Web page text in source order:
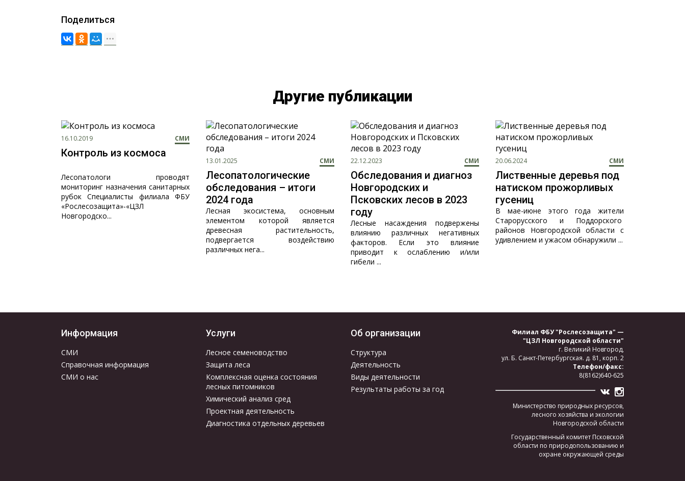
Поделиться
Другие публикации
16.10.2019 СМИ
Контроль из космоса
Лесопатологи проводят
мониторинг назначения санитарных
рубок Специалисты филиала ФБУ
«Рослесозащита»-«ЦЗЛ
Новгородско...
13.01.2025 СМИ
Лесопатологические
обследования – итоги
2024 года
Лесная экосистема, основным
элементом которой является
древесная растительность,
подвергается воздействию
различных нега...
22.12.2023 СМИ
Обследования и диагноз
Новгородских и
Псковских лесов в 2023
году
Лесные насаждения подвержены
влиянию различных негативных
факторов. Если это влияние
приводит к ослаблению и/или
гибели ...
20.06.2024 СМИ
Лиственные деревья под
натиском прожорливых
гусениц
В мае-июне этого года жители
Старорусского и Поддорского
районов Новгородской области с
удивлением и ужасом обнаружили ...
Информация
СМИ
Справочная информация
СМИ о нас
Услуги
Лесное семеноводство
Защита леса
Комплексная оценка состояния
лесных питомников
Химический анализ сред
Проектная деятельность
Диагностика отдельных деревьев
Об организации
Структура
Деятельность
Виды деятельности
Результаты работы за год
Филиал ФБУ "Рослесозащита" —
"ЦЗЛ Новгородской области"
г. Великий Новгород,
ул. Б. Санкт-Петербургская. д. 81, корп. 2
Телефон/факс:
8(8162)640-625
Министерство природных ресурсов,
лесного хозяйства и экологии
Новгородской области
Государственный комитет Псковской
области по природопользованию и
охране окружающей среды